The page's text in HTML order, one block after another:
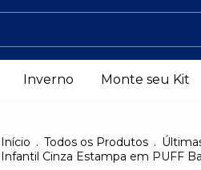
Inverno Monte seu Kit
Início . Todos os Produtos .
Infantil Cinza Estampa em PUFF